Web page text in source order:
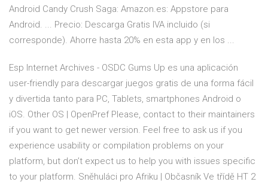
Android Candy Crush Saga: Amazon.es: Appstore para
Android. ... Precio: Descarga Gratis IVA incluido (si
corresponde). Ahorre hasta 20% en esta app y en los ...
Esp Internet Archives - OSDC Gums Up es una aplicación
user-friendly para descargar juegos gratis de una forma fácil
y divertida tanto para PC, Tablets, smartphones Android o
iOS. Other OS | OpenPrefPlease, contact to their maintainers
if you want to get newer version. Feel free to ask us if you
experience usability or compilation problems on your
platform, but don’t expect us to help you with issues specific
to your platform. Sněhuláci pro Afriku | Občasník Ve třídě HT 2